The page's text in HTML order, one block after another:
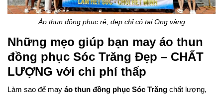
Áo thun đồng phục rẻ, đẹp chỉ có tại Ong vàng
Những mẹo giúp bạn may áo thun
đồng phục Sóc Trăng Đẹp – CHẤT
LƯỢNG với chi phí thấp
Làm sao để may áo thun đồng phục Sóc Trăng chất lượng,